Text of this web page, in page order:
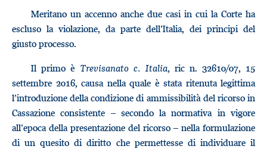
Meritano un accenno anche due casi in cui la Corte ha
escluso la violazione, da parte dell’Italia, dei principi del
giusto processo.
Il primo è Trevisanato c. Italia, ric n. 32610/07, 15
settembre 2016, causa nella quale è stata ritenuta legittima
l’introduzione della condizione di ammissibilità del ricorso in
Cassazione consistente – secondo la normativa in vigore
all’epoca della presentazione del ricorso – nella formulazione
di un quesito di diritto che permettesse di individuare il